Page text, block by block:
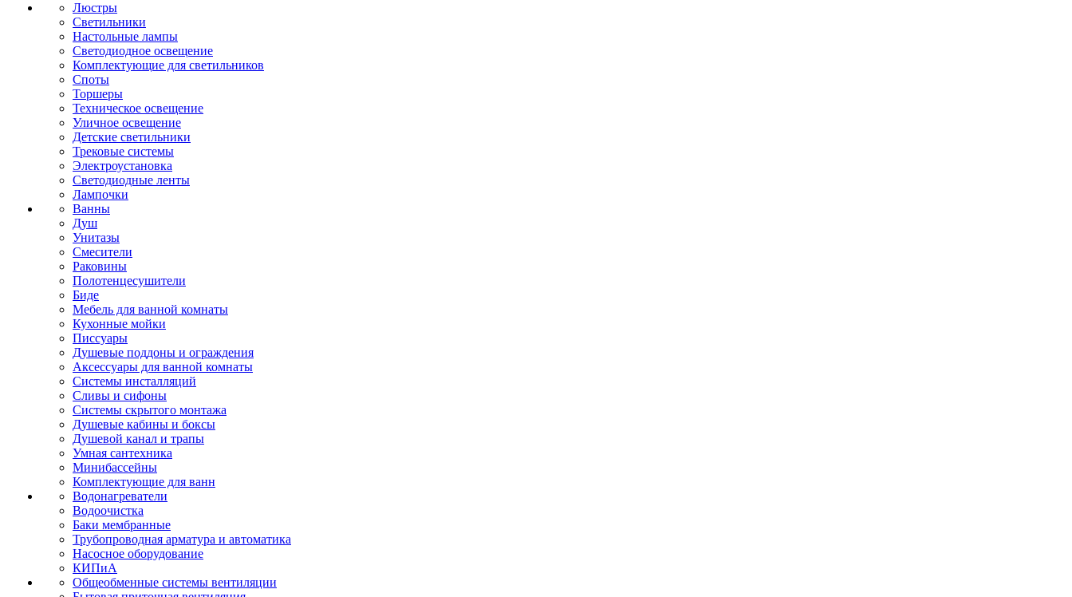
Люстры
Светильники
Настольные лампы
Светодиодное освещение
Комплектующие для светильников
Споты
Торшеры
Техническое освещение
Уличное освещение
Детские светильники
Трековые системы
Электроустановка
Светодиодные ленты
Лампочки
Ванны
Душ
Унитазы
Смесители
Раковины
Полотенцесушители
Биде
Мебель для ванной комнаты
Кухонные мойки
Писсуары
Душевые поддоны и ограждения
Аксессуары для ванной комнаты
Системы инсталляций
Сливы и сифоны
Системы скрытого монтажа
Душевые кабины и боксы
Душевой канал и трапы
Умная сантехника
Минибассейны
Комплектующие для ванн
Водонагреватели
Водоочистка
Баки мембранные
Трубопроводная арматура и автоматика
Насосное оборудование
КИПиА
Общеобменные системы вентиляции